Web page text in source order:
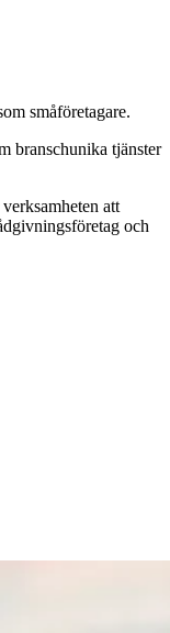
småföretagare.
branschunika tjänster
att
och